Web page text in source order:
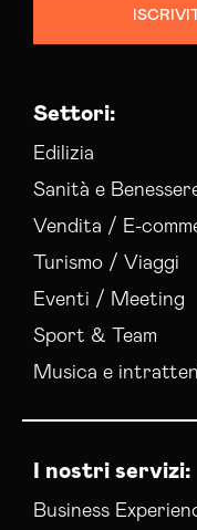
Settori:
Edilizia
Sanità e
Vendita / E-
Turismo / Viaggi
Eventi / Meeting
Sport & Team
Musica e
I nostri servizi:
Business